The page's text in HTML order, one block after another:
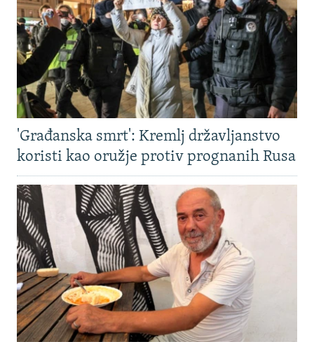
'Građanska smrt': Kremlj državljanstvo
koristi kao oružje protiv prognanih Rusa